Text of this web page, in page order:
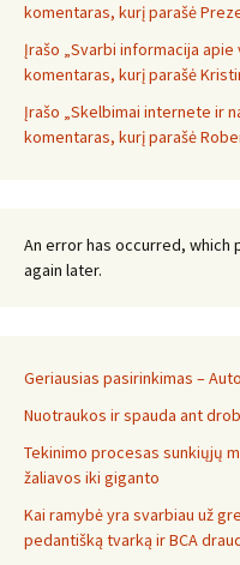
komentaras, kurį parašė
Įrašo „Svarbi informacija
komentaras, kurį parašė
Įrašo „Skelbimai internete ir
komentaras, kurį parašė
An error has occurred, which
again later.
Geriausias pasirinkimas –
Nuotraukos ir spauda ant
Tekinimo procesas sunkiųjų
žaliavos iki giganto
Kai ramybė yra svarbiau už
pedantišką tvarką ir BCA